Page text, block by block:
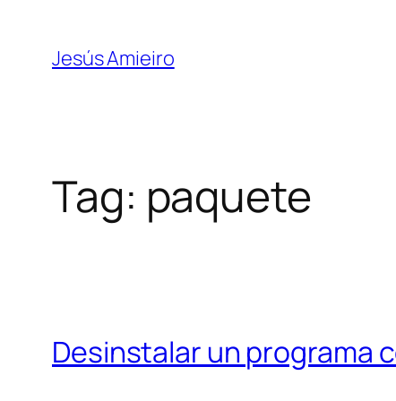
content
Jesús Amieiro
Tag: paquete
Desinstalar un programa